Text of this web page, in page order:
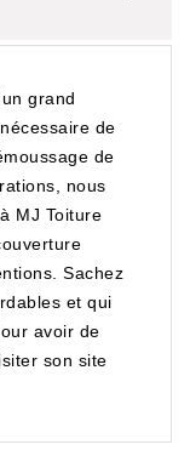
grand
de
de
nous
MJ Toiture
Sachez
et qui
avoir de
son site